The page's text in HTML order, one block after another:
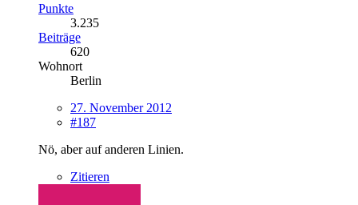
Punkte
3.235
Beiträge
620
Wohnort
Berlin
27. November 2012
#187
Nö, aber auf anderen Linien.
Zitieren